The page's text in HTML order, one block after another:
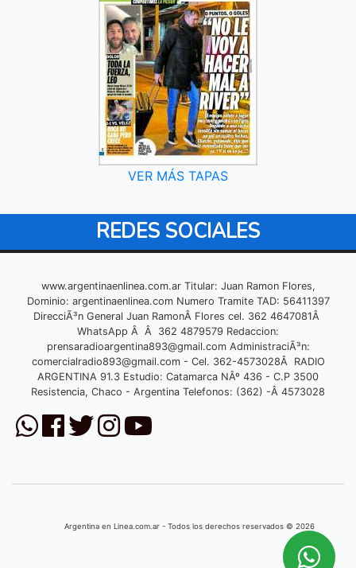
VER MÁS TAPAS
REDES SOCIALES
www.argentinaenlinea.com.ar Titular: Juan Ramon Flores,
Dominio: argentinaenlinea.com Numero Tramite TAD: 56411397
DirecciÃ³n General Juan RamonÂ Flores cel. 362 4647081Â
WhatsApp Â Â 362 4879579 Redaccion:
prensaradioargentina893@gmail.comAdministraciÃ³n:
comercialradio893@gmail.com- Cel. 362-4573028Â RADIO
ARGENTINA 91.3 Estudio: Catamarca NÂº 436 - C.P 3500
Resistencia, Chaco - Argentina Telefonos: (362) -Â 4573028
Argentina en Linea.com.ar - Todos los derechos reservados © 2026